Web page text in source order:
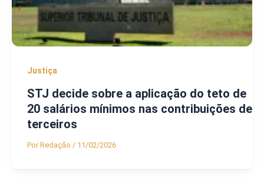
Justiça
STJ decide sobre a aplicação do teto de
20 salários mínimos nas contribuições de
terceiros
PorRedação / 11/02/2026